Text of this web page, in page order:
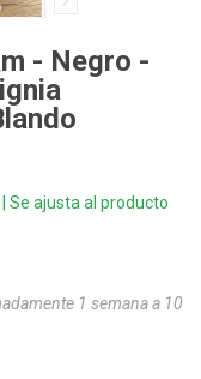
- Negro -
Se ajusta al producto
1 semana a 10